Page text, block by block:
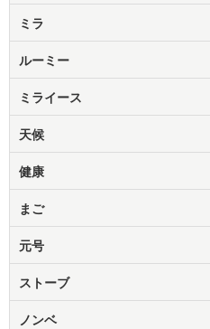
ミラ
ルーミー
ミライース
天候
健康
まご
元号
ストーブ
ノンベ